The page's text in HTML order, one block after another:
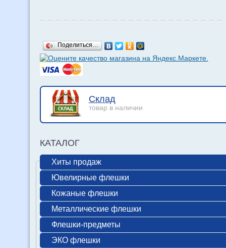
Поделиться…
Склад
товар в наличии
КАТАЛОГ
Хиты продаж
Ювелирные флешки
Кожаные флешки
Металлические флешки
Флешки-предметы
ЭКО флешки